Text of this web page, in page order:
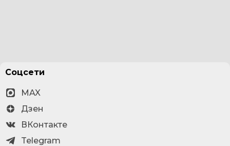
Соцсети
MAX
Дзен
ВКонтакте
Telegram